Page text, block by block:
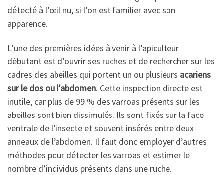
détecté à l’œil nu, si l’on est familier avec son
apparence.
L’une des premières idées à venir à l’apiculteur
débutant est d’ouvrir ses ruches et de rechercher sur les
cadres des abeilles qui portent un ou plusieurs acariens
sur le dos ou l’abdomen. Cette inspection directe est
inutile, car plus de 99 % des varroas présents sur les
abeilles sont bien dissimulés. Ils sont fixés sur la face
ventrale de l’insecte et souvent insérés entre deux
anneaux de l’abdomen. Il faut donc employer d’autres
méthodes pour détecter les varroas et estimer le
nombre d’individus présents dans une ruche.